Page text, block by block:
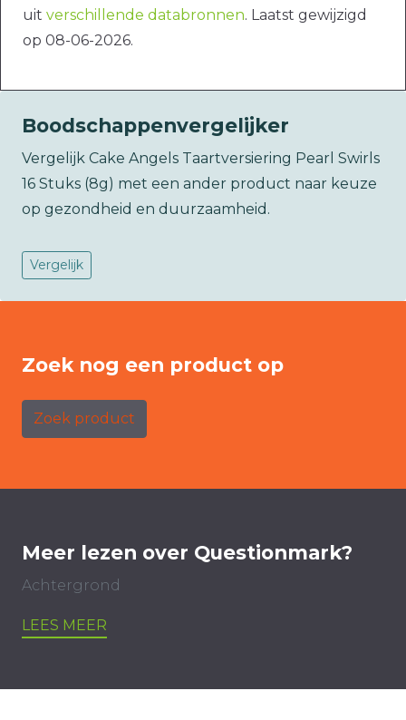
uit verschillende databronnen. Laatst gewijzigd
op 08-06-2026.
Boodschappenvergelijker
Vergelijk Cake Angels Taartversiering Pearl Swirls
16 Stuks (8g) met een ander product naar keuze
op gezondheid en duurzaamheid.
Vergelijk
Zoek nog een product op
Zoek product
Meer lezen over Questionmark?
Achtergrond
LEES MEER